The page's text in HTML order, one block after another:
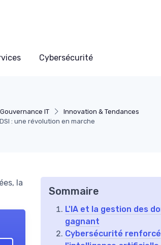
Cybersécurité
IT
Innovation & Tendances
: une révolution en marche
la
Sommaire
L'IA et la gestion des
gagnant
Cybersécurité